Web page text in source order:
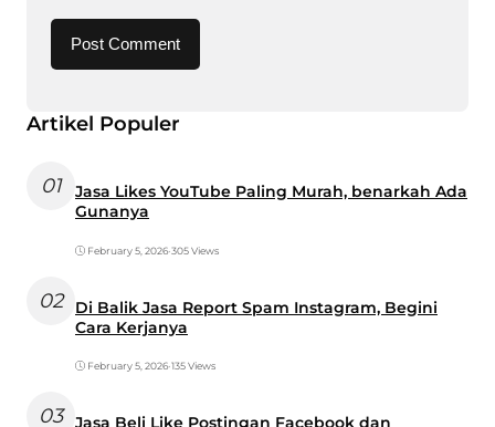
Artikel Populer
01
Jasa Likes YouTube Paling Murah, benarkah Ada
Gunanya
February 5, 2026•305 Views
02
Di Balik Jasa Report Spam Instagram, Begini
Cara Kerjanya
February 5, 2026•135 Views
03
Jasa Beli Like Postingan Facebook dan